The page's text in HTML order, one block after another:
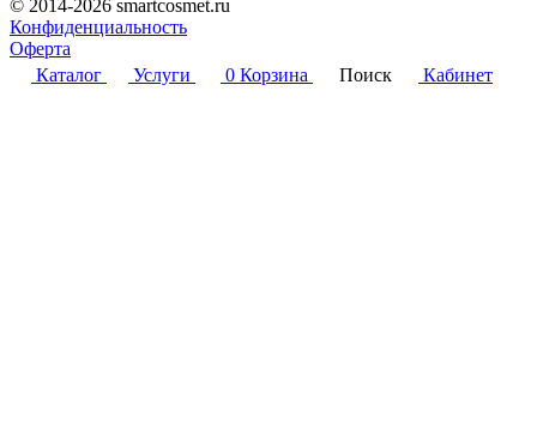
© 2014-2026 smartcosmet.ru
Конфиденциальность
Оферта
Каталог
Услуги 0 Корзина Поиск Кабинет